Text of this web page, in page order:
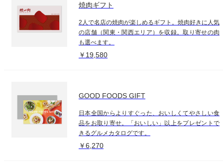
焼肉ギフト
2人で名店の焼肉が楽しめるギフト。焼肉好きに人気
の店舗（関東・関西エリア）を収録。取り寄せの肉
も選べます。
￥19,580
GOOD FOODS GIFT
日本全国からよりすぐった、おいしくてやさしい食
品をお取り寄せ。「おいしい」以上をプレゼントで
きるグルメカタログです。
￥6,270